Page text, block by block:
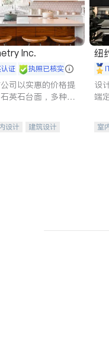
Inc.
证 执照已核实
司以实惠的价格提
英石台面，多种优
家的选择。
设计
建筑设计
纽约
E
设
端
室